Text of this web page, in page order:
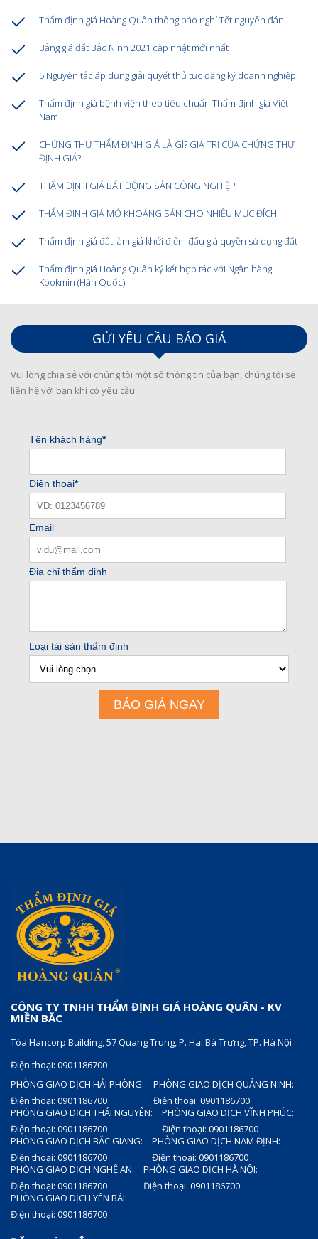
Thẩm định giá Hoàng Quân thông báo nghỉ Tết nguyên đán
Bảng giá đất Bắc Ninh 2021 cập nhật mới nhất
5 Nguyên tắc áp dụng giải quyết thủ tục đăng ký doanh nghiệp
Thẩm định giá bệnh viện theo tiêu chuẩn Thẩm định giá Việt
Nam
CHỨNG THƯ THẨM ĐỊNH GIÁ LÀ GÌ? GIÁ TRỊ CỦA CHỨNG THƯ
ĐỊNH GIÁ?
THẨM ĐỊNH GIÁ BẤT ĐỘNG SẢN CÔNG NGHIỆP
THẨM ĐỊNH GIÁ MỎ KHOÁNG SẢN CHO NHIỀU MỤC ĐÍCH
Thẩm định giá đất làm giá khởi điểm đấu giá quyền sử dụng đất
Thẩm định giá Hoàng Quân ký kết hợp tác với Ngân hàng
Kookmin (Hàn Quốc)
GỬI YÊU CẦU BÁO GIÁ
Vui lòng chia sẻ với chúng tôi một số thông tin của bạn, chúng tôi sẽ
liên hệ với bạn khi có yêu cầu
CÔNG TY TNHH THẨM ĐỊNH GIÁ HOÀNG QUÂN - KV
MIỀN BẮC
Tòa Hancorp Building, 57 Quang Trung, P. Hai Bà Trưng, TP. Hà Nội
Điện thoại: 0901186700
PHÒNG GIAO DỊCH HẢI PHÒNG:
Điện thoại: 0901186700
PHÒNG GIAO DỊCH QUẢNG NINH:
Điện thoại: 0901186700
PHÒNG GIAO DỊCH THÁI NGUYÊN:
Điện thoại: 0901186700
PHÒNG GIAO DỊCH VĨNH PHÚC:
Điện thoại: 0901186700
PHÒNG GIAO DỊCH BẮC GIANG:
Điện thoại: 0901186700
PHÒNG GIAO DỊCH NAM ĐỊNH:
Điện thoại: 0901186700
PHÒNG GIAO DỊCH NGHỆ AN:
Điện thoại: 0901186700
PHÒNG GIAO DỊCH HÀ NỘI:
Điện thoại: 0901186700
PHÒNG GIAO DỊCH YÊN BÁI:
Điện thoại: 0901186700